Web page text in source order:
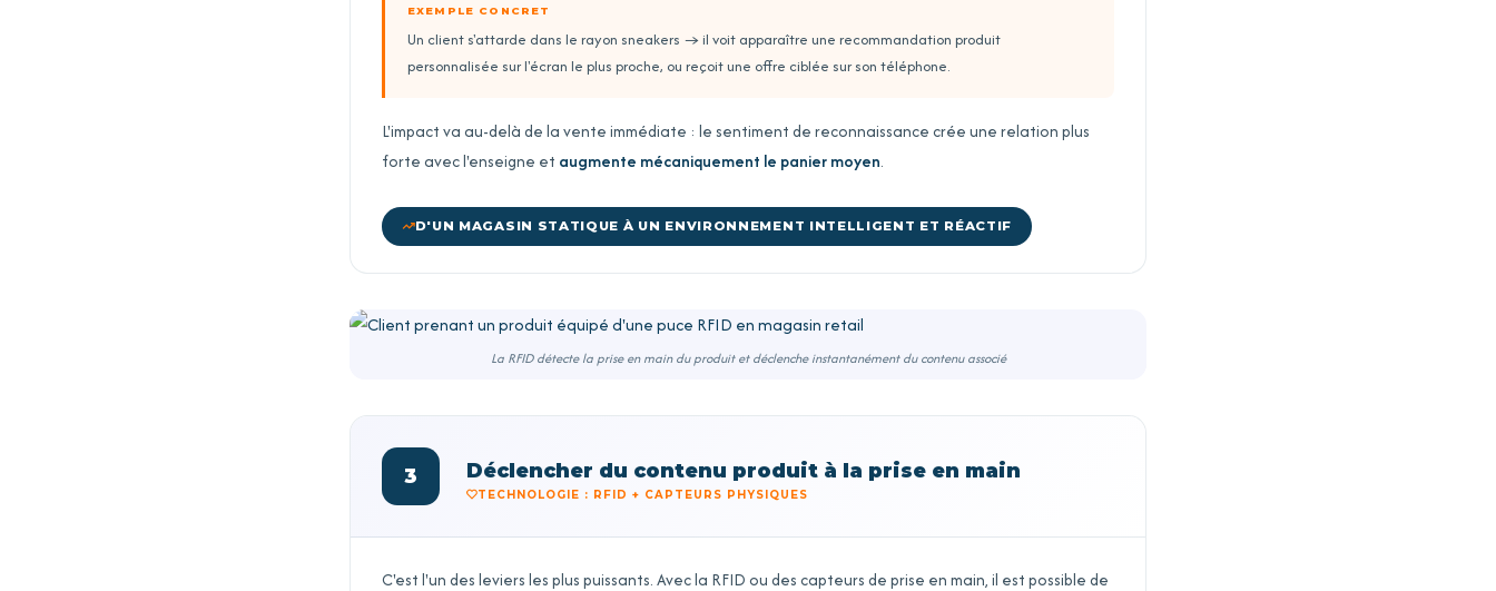
EXEMPLE CONCRET
Un client s'attarde dans le rayon sneakers → il voit apparaître une recommandation produit
personnalisée sur l'écran le plus proche, ou reçoit une offre ciblée sur son téléphone.
L'impact va au-delà de la vente immédiate : le sentiment de reconnaissance crée une relation plus
forte avec l'enseigne et augmente mécaniquement le panier moyen.
D'UN MAGASIN STATIQUE À UN ENVIRONNEMENT INTELLIGENT ET RÉACTIF
La RFID détecte la prise en main du produit et déclenche instantanément du contenu associé
3 Déclencher du contenu produit à la prise en main
TECHNOLOGIE : RFID + CAPTEURS PHYSIQUES
C'est l'un des leviers les plus puissants. Avec la RFID ou des capteurs de prise en main, il est possible de